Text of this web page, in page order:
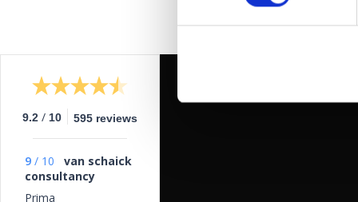
9.2 / 10 595 reviews
9 / 10
van schaick
consultancy
Prima